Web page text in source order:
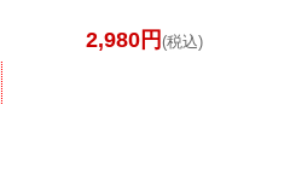
2,980円 (税込)